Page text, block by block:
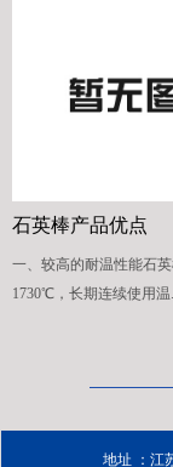
石英棒产品优点
一、较高的耐温性能石
1730℃，长期连续使用温
地址 ：江